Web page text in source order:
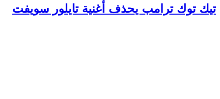
تيك توك ترامب يحذف أغنية تايلور سويفت